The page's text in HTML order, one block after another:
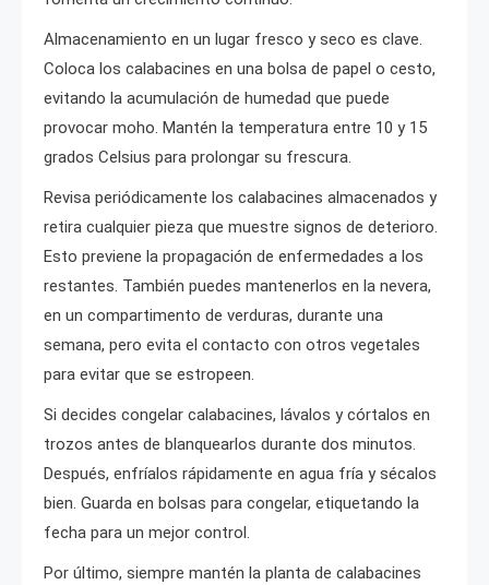
Almacenamiento en un lugar fresco y seco es clave.
Coloca los calabacines en una bolsa de papel o cesto,
evitando la acumulación de humedad que puede
provocar moho. Mantén la temperatura entre 10 y 15
grados Celsius para prolongar su frescura.
Revisa periódicamente los calabacines almacenados y
retira cualquier pieza que muestre signos de deterioro.
Esto previene la propagación de enfermedades a los
restantes. También puedes mantenerlos en la nevera,
en un compartimento de verduras, durante una
semana, pero evita el contacto con otros vegetales
para evitar que se estropeen.
Si decides congelar calabacines, lávalos y córtalos en
trozos antes de blanquearlos durante dos minutos.
Después, enfríalos rápidamente en agua fría y sécalos
bien. Guarda en bolsas para congelar, etiquetando la
fecha para un mejor control.
Por último, siempre mantén la planta de calabacines